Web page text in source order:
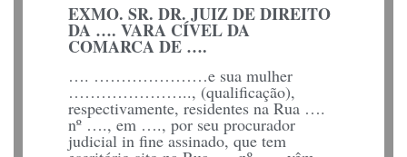
EXMO. SR. DR. JUIZ DE DIREITO
DA …. VARA CÍVEL DA
COMARCA DE ….
…. …………………e sua mulher
………………….., (qualificação),
respectivamente, residentes na Rua ….
nº …., em …., por seu procurador
judicial in fine assinado, que tem